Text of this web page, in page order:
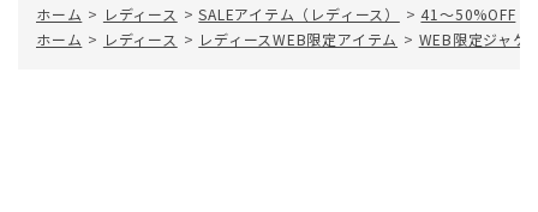
ホーム > レディース > SALEアイテム（レディース） > 41～50%OFF
ホーム > レディース > レディースWEB限定アイテム > WEB限定ジャケ